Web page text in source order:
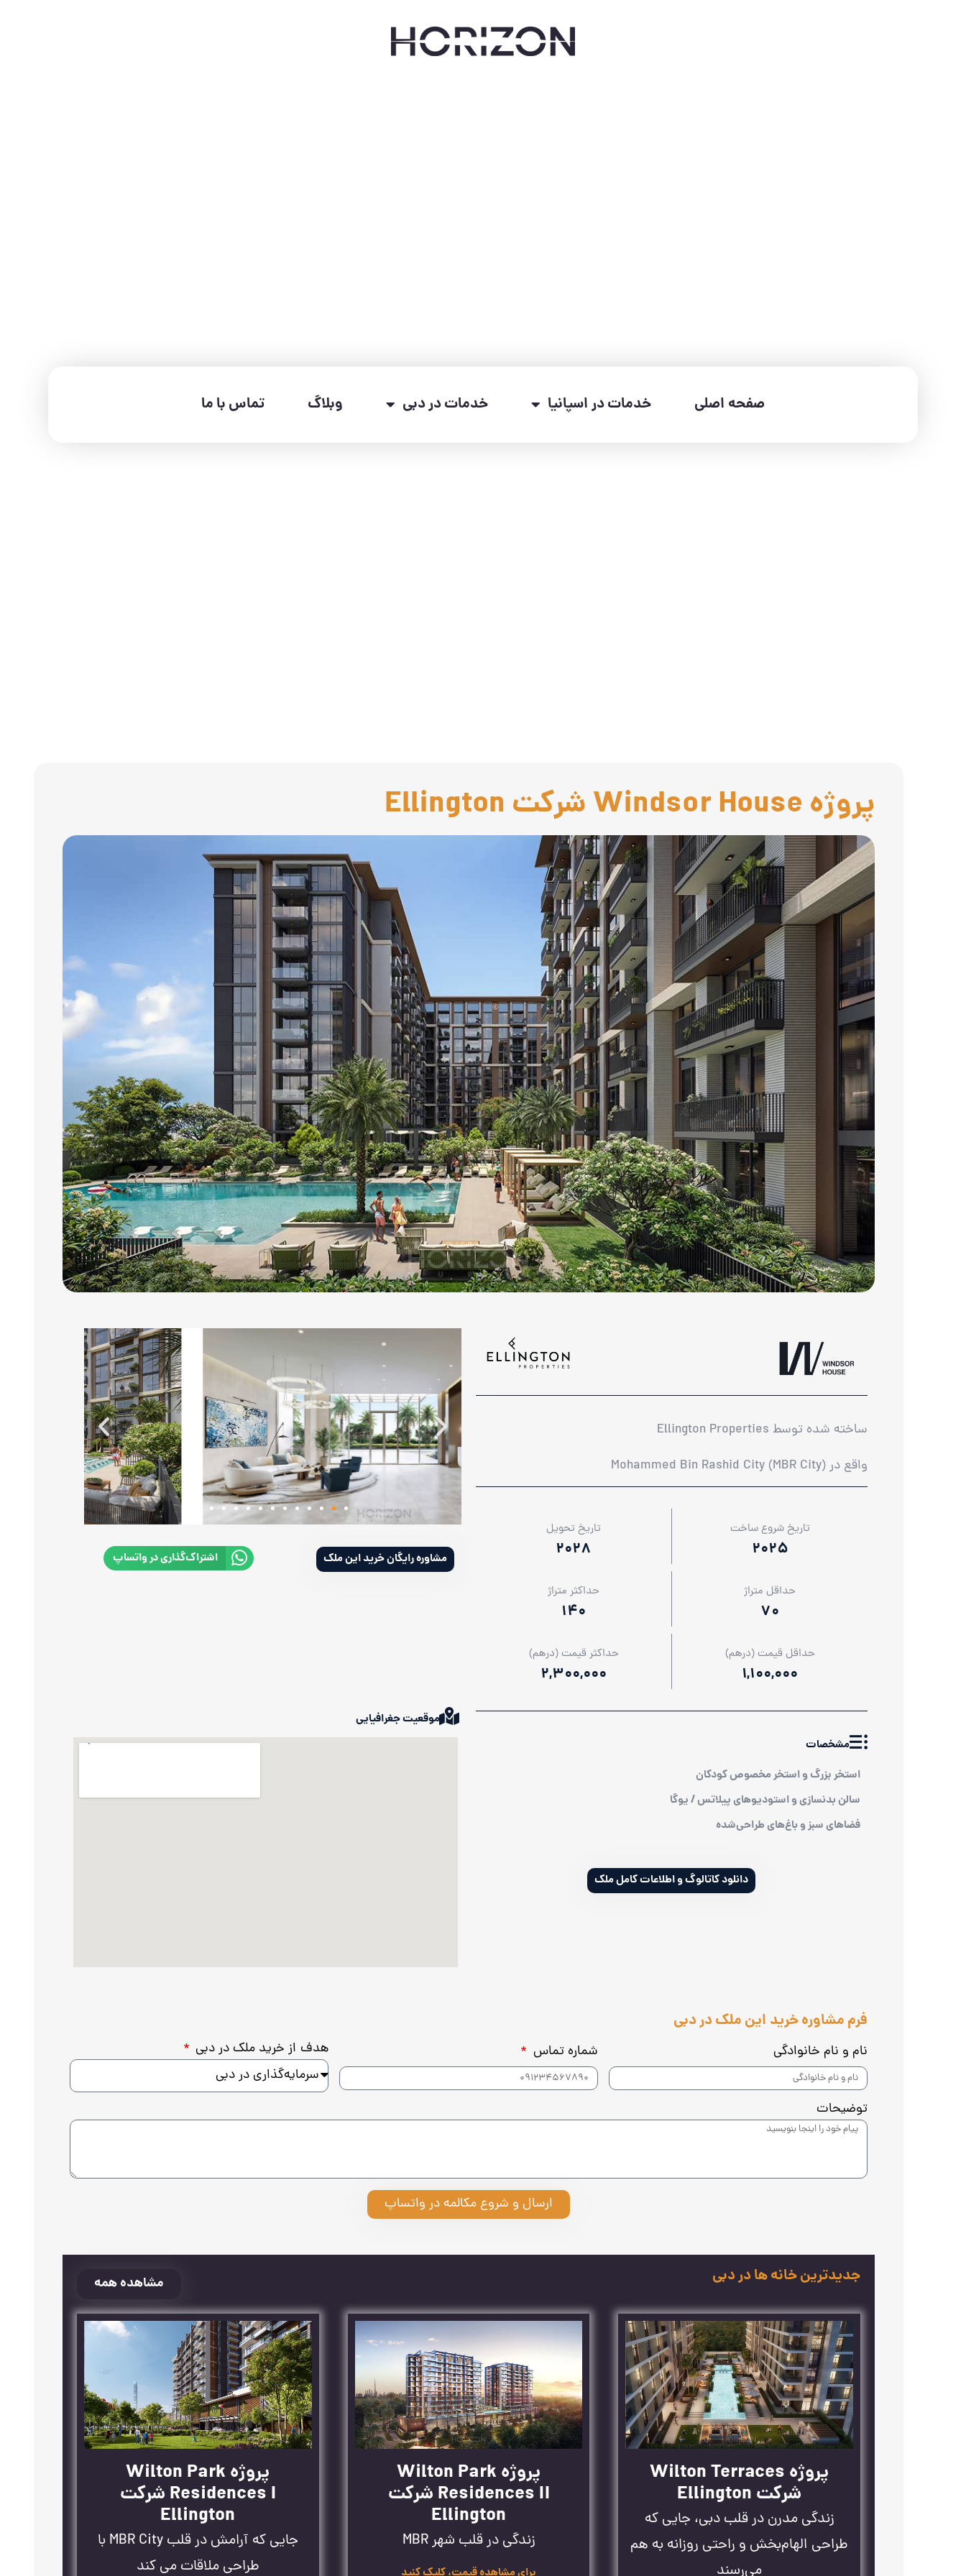
صفحه اصلی خدمات در اسپانیا خدمات در دبی وبلاگ تماس با ما
پروژه Windsor House شرکت Ellington
ساخته شده توسط Ellington Properties
واقع در Mohammed Bin Rashid City (MBR City)
تاریخ شروع ساخت
2025
تاریخ تحویل
2028
حداقل متراژ
70
حداکثر متراژ
140
حداقل قیمت (درهم)
1,100,000
حداکثر قیمت (درهم)
2,300,000
مشاوره رایگان خرید این ملک اشتراک‌گذاری در واتساپ
مشخصات
استخر بزرگ و استخر مخصوص کودکان
سالن بدنسازی و استودیوهای پیلاتس / یوگا
فضاهای سبز و باغ‌های طراحی‌شده
دانلود کاتالوگ و اطلاعات کامل ملک
موقعیت جغرافیایی
فرم مشاوره خرید این ملک در دبی
نام و نام خانوادگی شماره تماس هدف از خرید ملک در دبی
توضیحات
ارسال و شروع مکالمه در واتساپ
جدیدترین خانه ها در دبی مشاهده همه
پروژه Wilton Terraces
شرکت Ellington
زندگی مدرن در قلب دبی، جایی که
طراحی الهام‌بخش و راحتی روزانه به هم
می‌رسند
پروژه Wilton Park
Residences II شرکت
Ellington
زندگی در قلب شهر MBR
پروژه Wilton Park
Residences I شرکت
Ellington
جایی که آرامش در قلب MBR City با
طراحی ملاقات می کند